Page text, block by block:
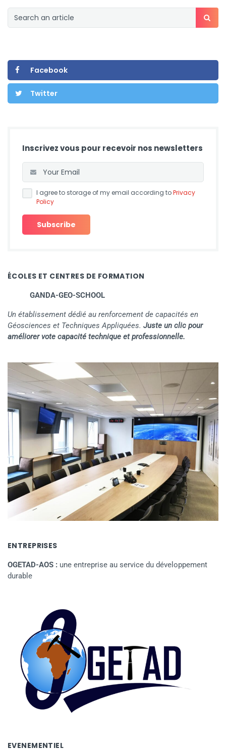
Facebook
Twitter
Inscrivez vous pour recevoir nos newsletters
I agree to storage of my email according toPrivacy
Policy
ÉCOLES ET CENTRES DE FORMATION
GANDA-GEO-SCHOOL
Un établissement dédié au renforcement de capacités en
Géosciences et Techniques Appliquées. Juste un clic pour
améliorer vote capacité technique et professionnelle.
ENTREPRISES
OGETAD-AOS : une entreprise au service du développement
durable
EVENEMENTIEL